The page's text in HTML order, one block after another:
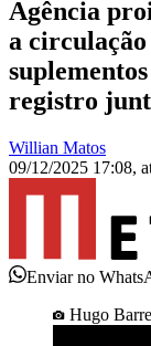
Agência
a circulação
registro
Willian Matos
09/12/2025 17:08,
Enviar no
Hugo